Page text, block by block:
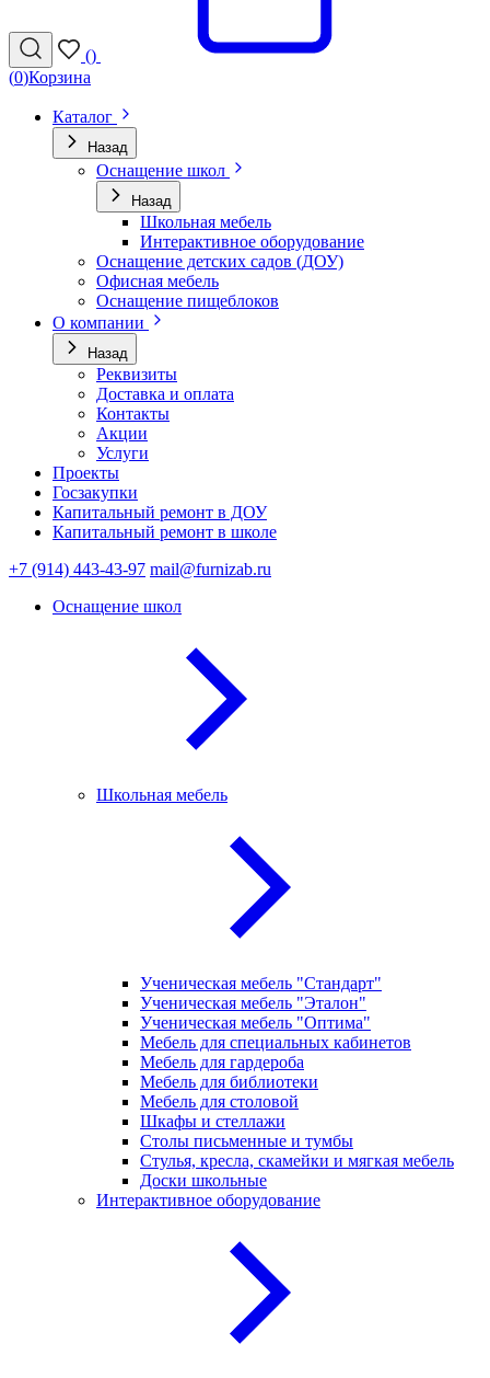
()
(0)Корзина
Каталог
Назад
Оснащение школ
Назад
Школьная мебель
Интерактивное оборудование
Оснащение детских садов (ДОУ)
Офисная мебель
Оснащение пищеблоков
О компании
Назад
Реквизиты
Доставка и оплата
Контакты
Акции
Услуги
Проекты
Госзакупки
Капитальный ремонт в ДОУ
Капитальный ремонт в школе
+7 (914) 443-43-97 mail@furnizab.ru
Оснащение школ
Школьная мебель
Ученическая мебель "Стандарт"
Ученическая мебель "Эталон"
Ученическая мебель "Оптима"
Мебель для специальных кабинетов
Мебель для гардероба
Мебель для библиотеки
Мебель для столовой
Шкафы и стеллажи
Столы письменные и тумбы
Стулья, кресла, скамейки и мягкая мебель
Доски школьные
Интерактивное оборудование